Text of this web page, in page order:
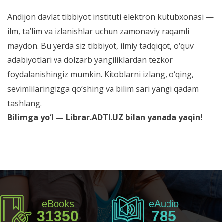
Andijon davlat tibbiyot instituti elektron kutubxonasi —
ilm, ta’lim va izlanishlar uchun zamonaviy raqamli
maydon. Bu yerda siz tibbiyot, ilmiy tadqiqot, o‘quv
adabiyotlari va dolzarb yangiliklardan tezkor
foydalanishingiz mumkin. Kitoblarni izlang, o‘qing,
sevimlilaringizga qo‘shing va bilim sari yangi qadam
tashlang.
Bilimga yo‘l — Librar.ADTI.UZ bilan yanada yaqin!
eBooks
31350
eAudio
785